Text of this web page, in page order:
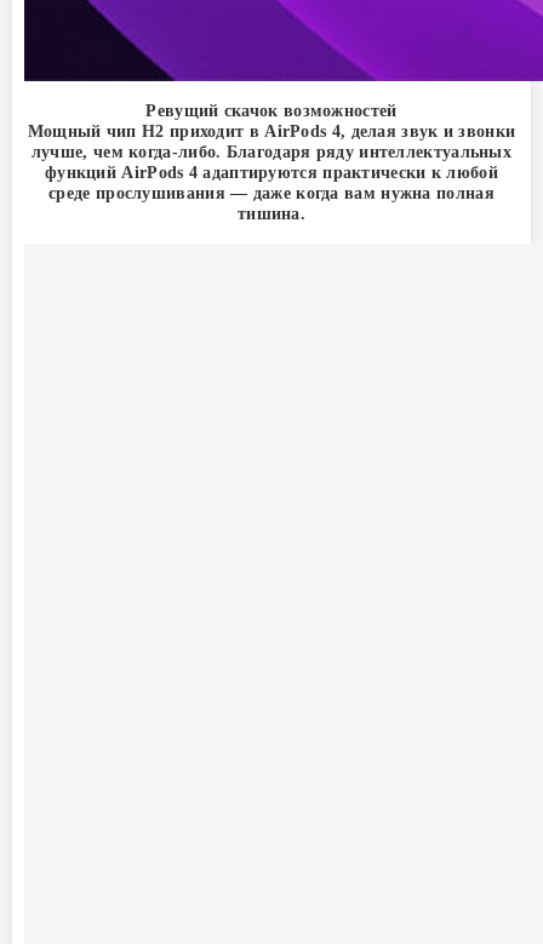
Ревущий скачок возможностей
Мощный чип H2 приходит в AirPods 4, делая звук и звонки
лучше, чем когда-либо. Благодаря ряду интеллектуальных
функций AirPods 4 адаптируются практически к любой
среде прослушивания — даже когда вам нужна полная
тишина.